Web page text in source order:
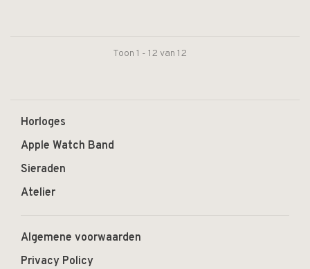
Toon 1 - 12 van 12
Horloges
Apple Watch Band
Sieraden
Atelier
Algemene voorwaarden
Privacy Policy